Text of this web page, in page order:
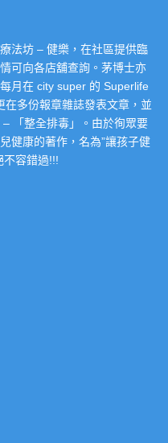
法坊 – 健樂，在社區提供臨
可向各店舖查詢。茅博士亦
月在 city super 的 Superlife
多份報章雜誌發表文章，並
「整全排毒」。由於徇眾要
健康的著作，名為”讓孩子健
不容錯過!!!